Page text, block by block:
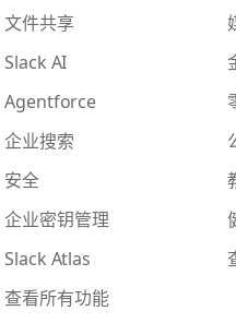
文件共享
Slack AI
Agentforce
企业搜索
安全
企业密钥管理
Slack Atlas
查看所有功能